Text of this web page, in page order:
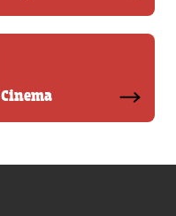
Cinema